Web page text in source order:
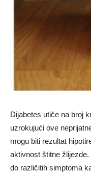
Dijabetes utiče na broj
uzrokujući ove
mogu biti rezultat
aktivnost štitne
do različitih simptoma